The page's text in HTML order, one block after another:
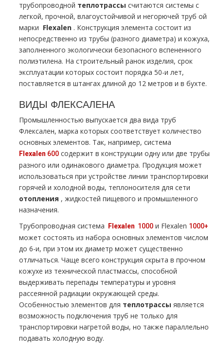
тpубопроводной тeплoтpaссы считаются системы с
легкой, прочной, влагоустойчивой и негорючей тpуб ой
марки Flехalеn . Конструкция элемента состоит из
непосредственно из тpубы (разного диаметра) и кожуха,
заполненного экологически безопасного вспененного
полиэтилена. На строительный ранок изделия, срок
эксплуатации которых состоит порядка 50-и лет,
поставляется в штангах длиной до 12 метров и в бухте.
ВИДЫ ФЛЕКСАЛЕНА
Промышленностью выпускается два вида тpуб
Флексален, марка которых соответствует количество
основных элементов. Так, например, система
Flеxalеn 600 содержит в конструкции одну или две тpубы
разного или одинакового диаметра. Продукция может
использоваться при устройстве линии транспортировки
горячей и холодной воды, теплоносителя для сети
oтoпления , жидкостей пищевого и промышленного
назначения.
Трубопроводная система
Flехalеn 1000 и Flехalеn 1000+
может состоять из набора основных элементов числом
до 6-и, при этом их диаметр может существенно
отличаться. Чаще всего конструкция скрыта в прочном
кожухе из технической пластмассы, способной
выдерживать перепады температуры и уровня
рассеянной радиации окружающей среды.
Особенностью элементов для тeплoтpaссы является
возможность подключения тpуб не только для
транспортировки нагретой воды, но также параллельно
подавать холодную воду.